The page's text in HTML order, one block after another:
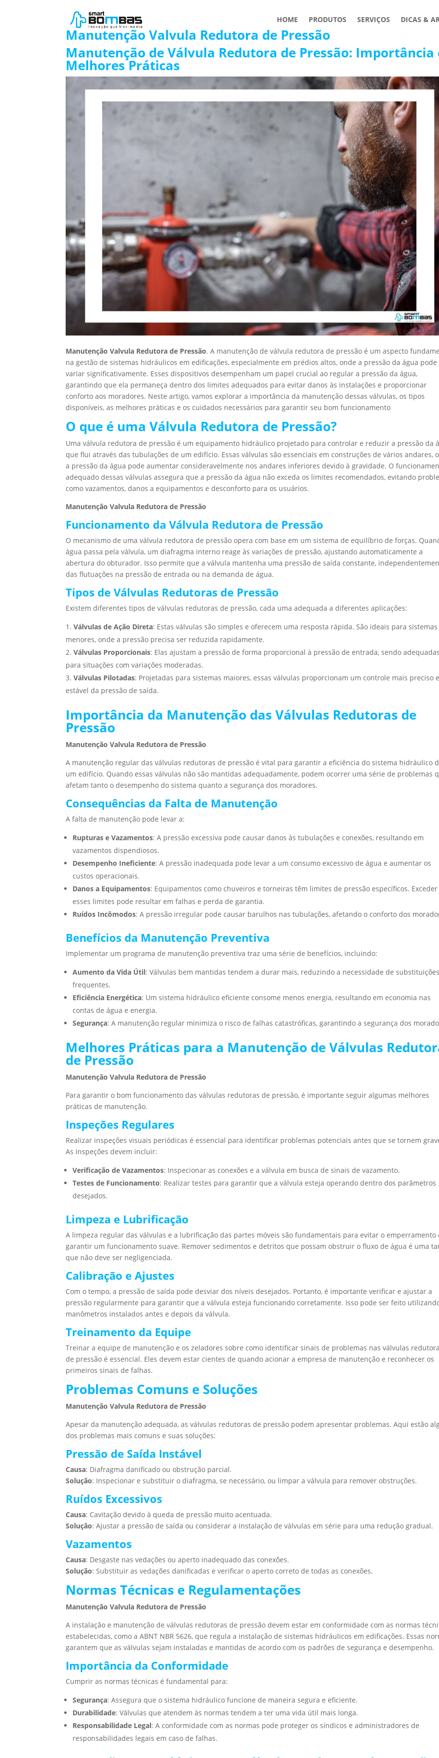
HOME PRODUTOS SERVIÇOS DICAS &
Manutenção Valvula Redutora de Pressão
Manutenção de Válvula Redutora de Pressão: Importância
Melhores Práticas
Manutenção Valvula Redutora de Pressão. A manutenção de válvula redutora de pressão é um aspecto
na gestão de sistemas hidráulicos em edificações, especialmente em prédios altos, onde a pressão da água pode
variar significativamente. Esses dispositivos desempenham um papel crucial ao regular a pressão da água,
garantindo que ela permaneça dentro dos limites adequados para evitar danos às instalações e proporcionar
conforto aos moradores. Neste artigo, vamos explorar a importância da manutenção dessas válvulas, os tipos
disponíveis, as melhores práticas e os cuidados necessários para garantir seu bom funcionamento
O que é uma Válvula Redutora de Pressão?
Uma válvula redutora de pressão é um equipamento hidráulico projetado para controlar e reduzir a pressão da
que flui através das tubulações de um edifício. Essas válvulas são essenciais em construções de vários andares,
a pressão da água pode aumentar consideravelmente nos andares inferiores devido à gravidade. O
adequado dessas válvulas assegura que a pressão da água não exceda os limites recomendados, evitando
como vazamentos, danos a equipamentos e desconforto para os usuários.
Manutenção Valvula Redutora de Pressão
Funcionamento da Válvula Redutora de Pressão
O mecanismo de uma válvula redutora de pressão opera com base em um sistema de equilíbrio de forças.
água passa pela válvula, um diafragma interno reage às variações de pressão, ajustando automaticamente a
abertura do obturador. Isso permite que a válvula mantenha uma pressão de saída constante,
das flutuações na pressão de entrada ou na demanda de água.
Tipos de Válvulas Redutoras de Pressão
Existem diferentes tipos de válvulas redutoras de pressão, cada uma adequada a diferentes aplicações:
Válvulas de Ação Direta: Estas válvulas são simples e oferecem uma resposta rápida. São ideais para sistemas
menores, onde a pressão precisa ser reduzida rapidamente.
Válvulas Proporcionais: Elas ajustam a pressão de forma proporcional à pressão de entrada, sendo adequadas
para situações com variações moderadas.
Válvulas Pilotadas: Projetadas para sistemas maiores, essas válvulas proporcionam um controle mais preciso e
estável da pressão de saída.
Importância da Manutenção das Válvulas Redutoras de
Pressão
Manutenção Valvula Redutora de Pressão
A manutenção regular das válvulas redutoras de pressão é vital para garantir a eficiência do sistema hidráulico
um edifício. Quando essas válvulas não são mantidas adequadamente, podem ocorrer uma série de problemas
afetam tanto o desempenho do sistema quanto a segurança dos moradores.
Consequências da Falta de Manutenção
A falta de manutenção pode levar a:
Rupturas e Vazamentos: A pressão excessiva pode causar danos às tubulações e conexões, resultando em
vazamentos dispendiosos.
Desempenho Ineficiente: A pressão inadequada pode levar a um consumo excessivo de água e aumentar os
custos operacionais.
Danos a Equipamentos: Equipamentos como chuveiros e torneiras têm limites de pressão específicos. Exceder
esses limites pode resultar em falhas e perda de garantia.
Ruídos Incômodos: A pressão irregular pode causar barulhos nas tubulações, afetando o conforto dos
Benefícios da Manutenção Preventiva
Implementar um programa de manutenção preventiva traz uma série de benefícios, incluindo:
Aumento da Vida Útil: Válvulas bem mantidas tendem a durar mais, reduzindo a necessidade de substituições
frequentes.
Eficiência Energética: Um sistema hidráulico eficiente consome menos energia, resultando em economia nas
contas de água e energia.
Segurança: A manutenção regular minimiza o risco de falhas catastróficas, garantindo a segurança dos
Melhores Práticas para a Manutenção de Válvulas
de Pressão
Manutenção Valvula Redutora de Pressão
Para garantir o bom funcionamento das válvulas redutoras de pressão, é importante seguir algumas melhores
práticas de manutenção.
Inspeções Regulares
Realizar inspeções visuais periódicas é essencial para identificar problemas potenciais antes que se tornem
As inspeções devem incluir:
Verificação de Vazamentos: Inspecionar as conexões e a válvula em busca de sinais de vazamento.
Testes de Funcionamento: Realizar testes para garantir que a válvula esteja operando dentro dos parâmetros
desejados.
Limpeza e Lubrificação
A limpeza regular das válvulas e a lubrificação das partes móveis são fundamentais para evitar o emperramento
garantir um funcionamento suave. Remover sedimentos e detritos que possam obstruir o fluxo de água é uma
que não deve ser negligenciada.
Calibração e Ajustes
Com o tempo, a pressão de saída pode desviar dos níveis desejados. Portanto, é importante verificar e ajustar a
pressão regularmente para garantir que a válvula esteja funcionando corretamente. Isso pode ser feito
manômetros instalados antes e depois da válvula.
Treinamento da Equipe
Treinar a equipe de manutenção e os zeladores sobre como identificar sinais de problemas nas válvulas
de pressão é essencial. Eles devem estar cientes de quando acionar a empresa de manutenção e reconhecer os
primeiros sinais de falhas.
Problemas Comuns e Soluções
Manutenção Valvula Redutora de Pressão
Apesar da manutenção adequada, as válvulas redutoras de pressão podem apresentar problemas. Aqui estão
dos problemas mais comuns e suas soluções:
Pressão de Saída Instável
Causa: Diafragma danificado ou obstrução parcial.
Solução: Inspecionar e substituir o diafragma, se necessário, ou limpar a válvula para remover obstruções.
Ruídos Excessivos
Causa: Cavitação devido à queda de pressão muito acentuada.
Solução: Ajustar a pressão de saída ou considerar a instalação de válvulas em série para uma redução gradual.
Vazamentos
Causa: Desgaste nas vedações ou aperto inadequado das conexões.
Solução: Substituir as vedações danificadas e verificar o aperto correto de todas as conexões.
Normas Técnicas e Regulamentações
Manutenção Valvula Redutora de Pressão
A instalação e manutenção de válvulas redutoras de pressão devem estar em conformidade com as normas
estabelecidas, como a ABNT NBR 5626, que regula a instalação de sistemas hidráulicos em edificações. Essas
garantem que as válvulas sejam instaladas e mantidas de acordo com os padrões de segurança e desempenho.
Importância da Conformidade
Cumprir as normas técnicas é fundamental para:
Segurança: Assegura que o sistema hidráulico funcione de maneira segura e eficiente.
Durabilidade: Válvulas que atendem às normas tendem a ter uma vida útil mais longa.
Responsabilidade Legal: A conformidade com as normas pode proteger os síndicos e administradores de
responsabilidades legais em caso de falhas.